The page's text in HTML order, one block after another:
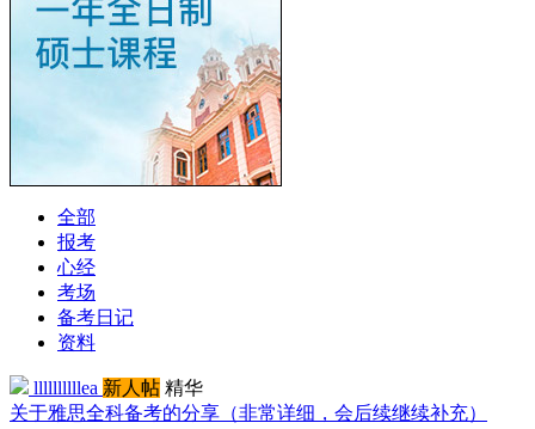
全部
报考
心经
考场
备考日记
资料
llllllllllea 新人帖 精华
关于雅思全科备考的分享（非常详细，会后续继续补充）